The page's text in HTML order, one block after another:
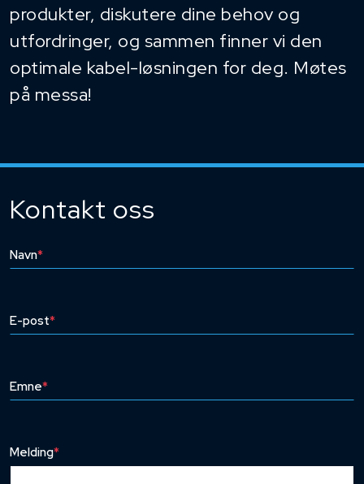
produkter, diskutere dine behov og
utfordringer, og sammen finner vi den
optimale kabel-løsningen for deg. Møtes
på messa!
Kontakt oss
Navn*
E-post*
Emne*
Melding*